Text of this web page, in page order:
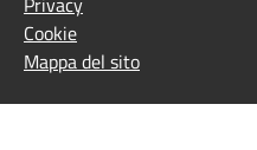
Cookie
Mappa del sito